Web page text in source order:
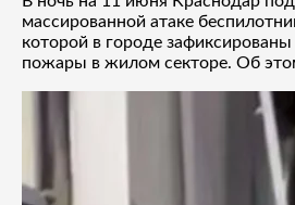
массированной атаке
которой в городе
пожары в жилом секторе. Об